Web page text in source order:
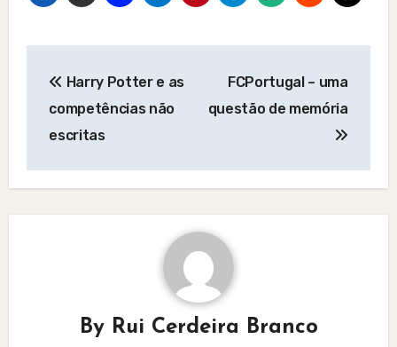
navigation
Harry Potter e as
competências não
escritas
FCPortugal – uma
questão de memória
By Rui Cerdeira Branco